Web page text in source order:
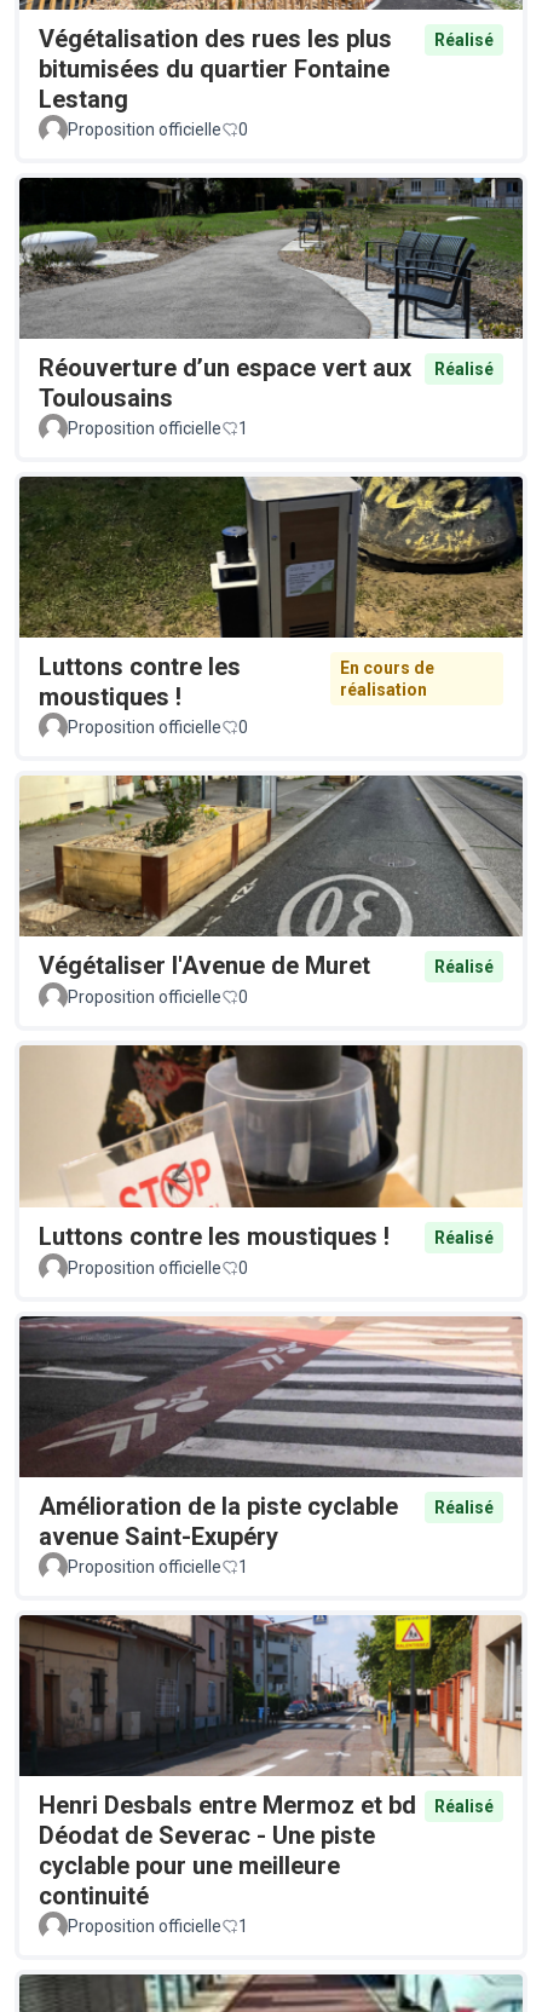
Végétalisation des rues les plus
bitumisées du quartier Fontaine
Lestang
Réalisé
Proposition officielle 0
Réouverture d’un espace vert aux
Toulousains
Réalisé
Proposition officielle 1
Luttons contre les
moustiques !
En cours de
réalisation
Proposition officielle
0
Végétaliser l'Avenue de Muret
Réalisé
Proposition officielle
0
Luttons contre les moustiques !
Réalisé
Proposition officielle
0
Amélioration de la piste cyclable
avenue Saint-Exupéry
Réalisé
Proposition officielle 1
Henri Desbals entre Mermoz et bd
Déodat de Severac - Une piste
cyclable pour une meilleure
continuité
Réalisé
Proposition officielle 1